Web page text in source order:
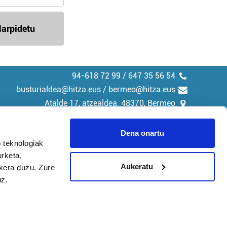
duzu. Zure
Dena onartu
Aukeratu
94-618 72 99 / 647 35 56 54
busturialdea@hitza.eus / bermeo@hitza.eus
Atalde 17, atzealdea. 48370, Bermeo
Cookieak